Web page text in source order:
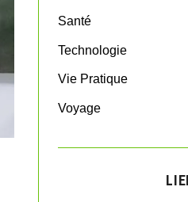
Santé
Technologie
Vie Pratique
Voyage